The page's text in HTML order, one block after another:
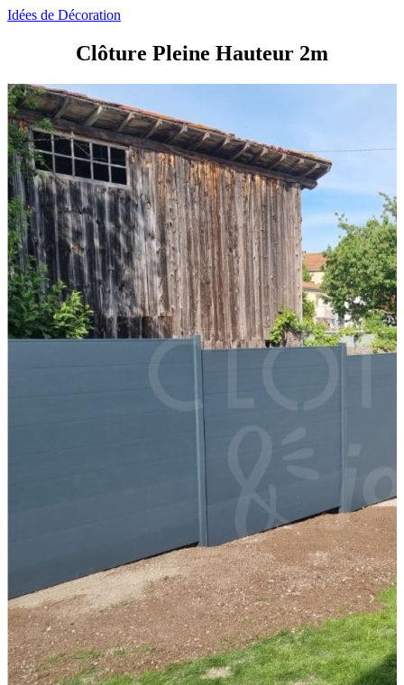
Idées de Décoration
Clôture Pleine Hauteur 2m